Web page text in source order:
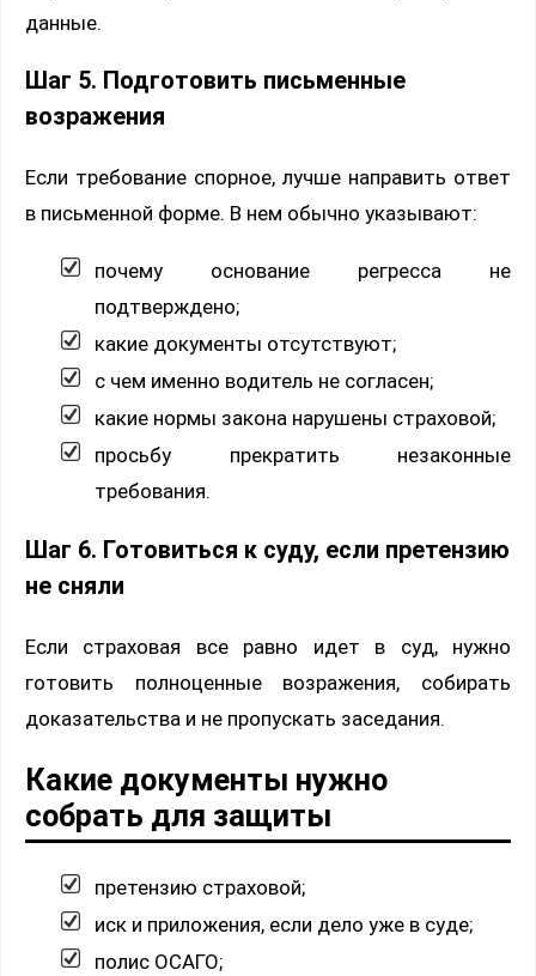
данные.
Шаг 5. Подготовить письменные
возражения
Если требование спорное, лучше направить ответ
в письменной форме. В нем обычно указывают:
почему основание регресса не
подтверждено;
какие документы отсутствуют;
с чем именно водитель не согласен;
какие нормы закона нарушены страховой;
просьбу прекратить незаконные
требования.
Шаг 6. Готовиться к суду, если претензию
не сняли
Если страховая все равно идет в суд, нужно
готовить полноценные возражения, собирать
доказательства и не пропускать заседания.
Какие документы нужно
собрать для защиты
претензию страховой;
иск и приложения, если дело уже в суде;
полис ОСАГО;